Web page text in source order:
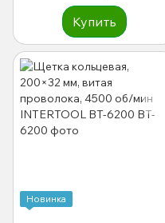
Купить
Новинка